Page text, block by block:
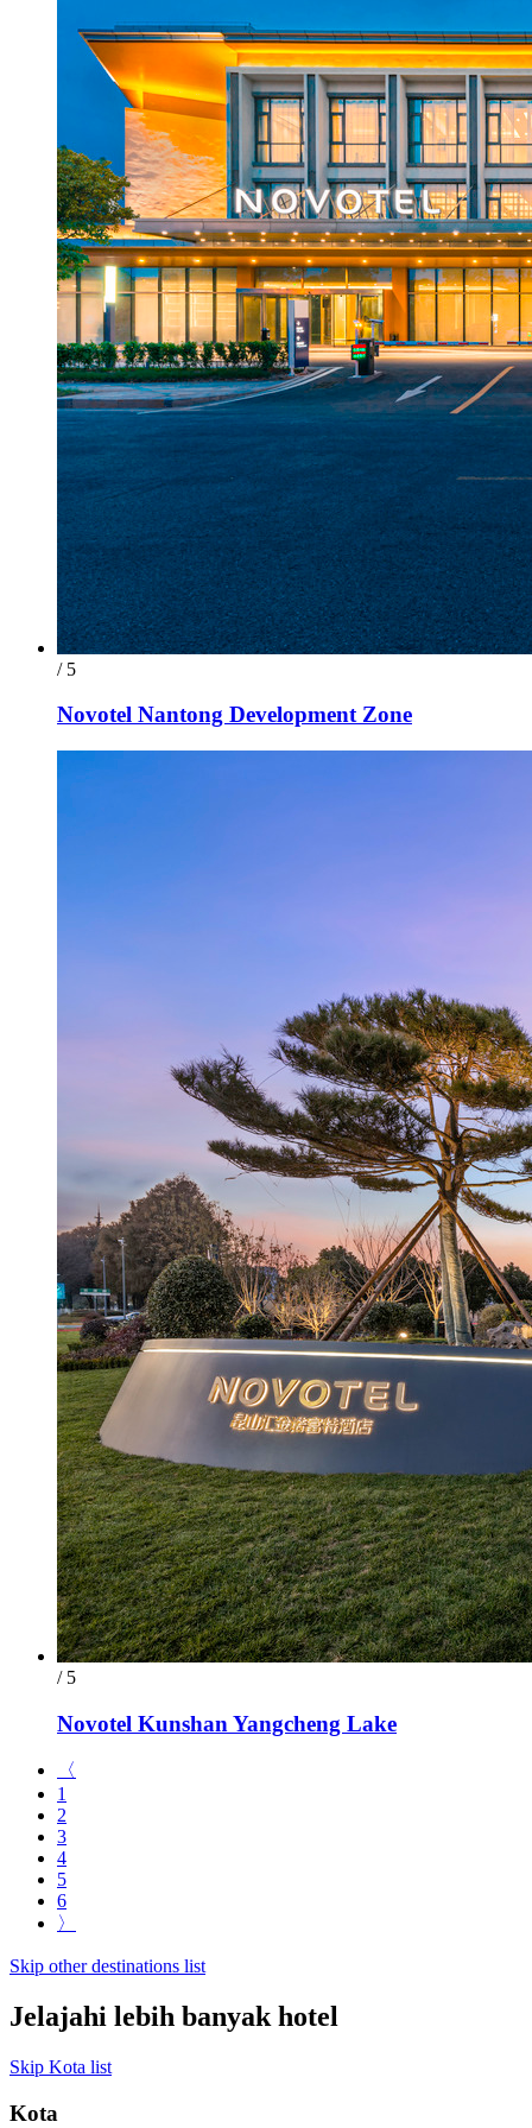
/ 5
Novotel Nantong Development Zone
/ 5
Novotel Kunshan Yangcheng Lake
〈
1
2
3
4
5
6
〉
Skip other destinations list
Jelajahi lebih banyak hotel
Skip Kota list
Kota